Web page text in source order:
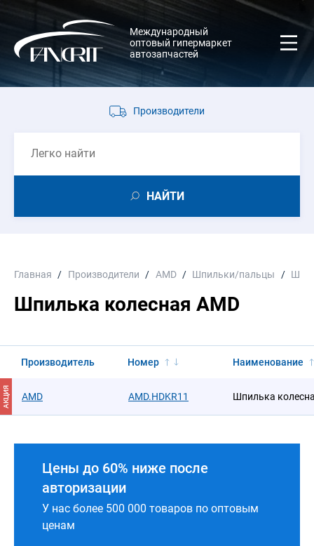
Международный
оптовый гипермаркет
автозапчастей
Производители
НАЙТИ
Главная Производители AMD Шпильки/пальцы
Шпилька колесная AMD
Производитель Номер Наименование
АКЦИЯ AMD AMD.HDKR11 Шпилька
Цены до 60% ниже после
авторизации
У нас более 500 000 товаров по оптовым
ценам